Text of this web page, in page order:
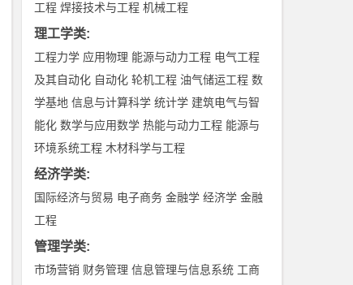
工程 焊接技术与工程 机械工程
理工学类:
工程力学 应用物理 能源与动力工程 电气工程
及其自动化 自动化 轮机工程 油气储运工程 数
学基地 信息与计算科学 统计学 建筑电气与智
能化 数学与应用数学 热能与动力工程 能源与
环境系统工程 木材科学与工程
经济学类:
国际经济与贸易 电子商务 金融学 经济学 金融
工程
管理学类:
市场营销 财务管理 信息管理与信息系统 工商